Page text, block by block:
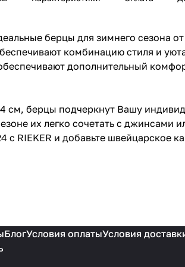
берцы для зимнего сезона
комбинацию стиля и
дополнительный
см, берцы подчеркнут Вашу
их легко сочетать с джинсами
с RIEKER и добавьте швейцарское
БлогУсловия оплатыУсловия